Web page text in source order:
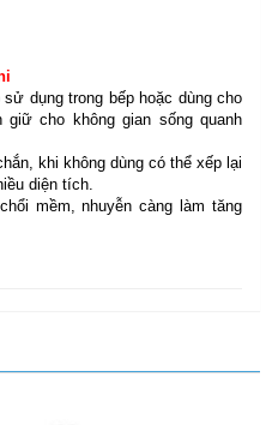
dụng trong bếp hoặc dùng cho
cho không gian sống quanh
khi không dùng có thể xếp lại
diện tích.
mềm, nhuyễn càng làm tăng